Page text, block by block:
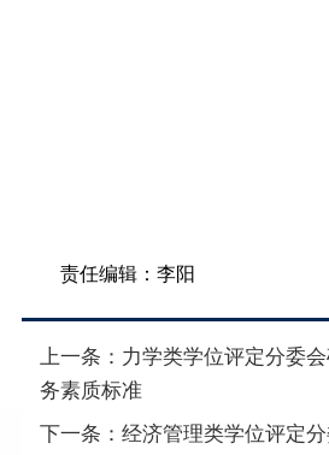
责任编辑：李阳
上一条： 力学类学位评定分委
务素质标准
下一条： 经济管理类学位评定